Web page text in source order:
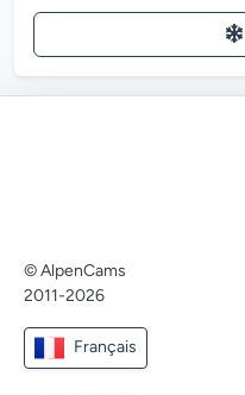
© AlpenCams
2011-2026
Français